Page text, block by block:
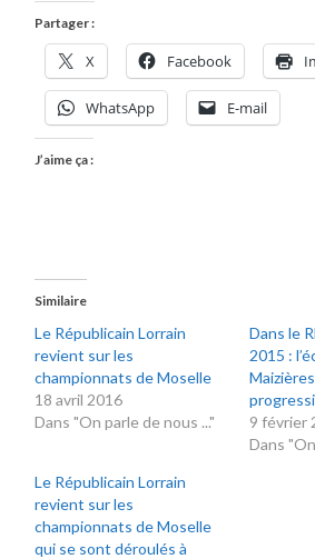
Partager :
X Facebook
WhatsApp E-mail
J’aime ça :
Similaire
Le Républicain Lorrain
revient sur les
championnats de Moselle
18 avril 2016
Dans "On parle de nous ..."
Dans le
2015 :
9 février
Dans
Le Républicain Lorrain
revient sur les
championnats de Moselle
qui se sont déroulés à